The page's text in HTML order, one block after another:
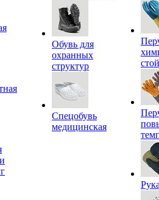
Обувь для
охранных
структур
Спецобувь
медицинская